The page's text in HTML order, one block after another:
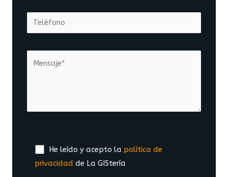
He leído y acepto la política de
privacidad de La GIStería